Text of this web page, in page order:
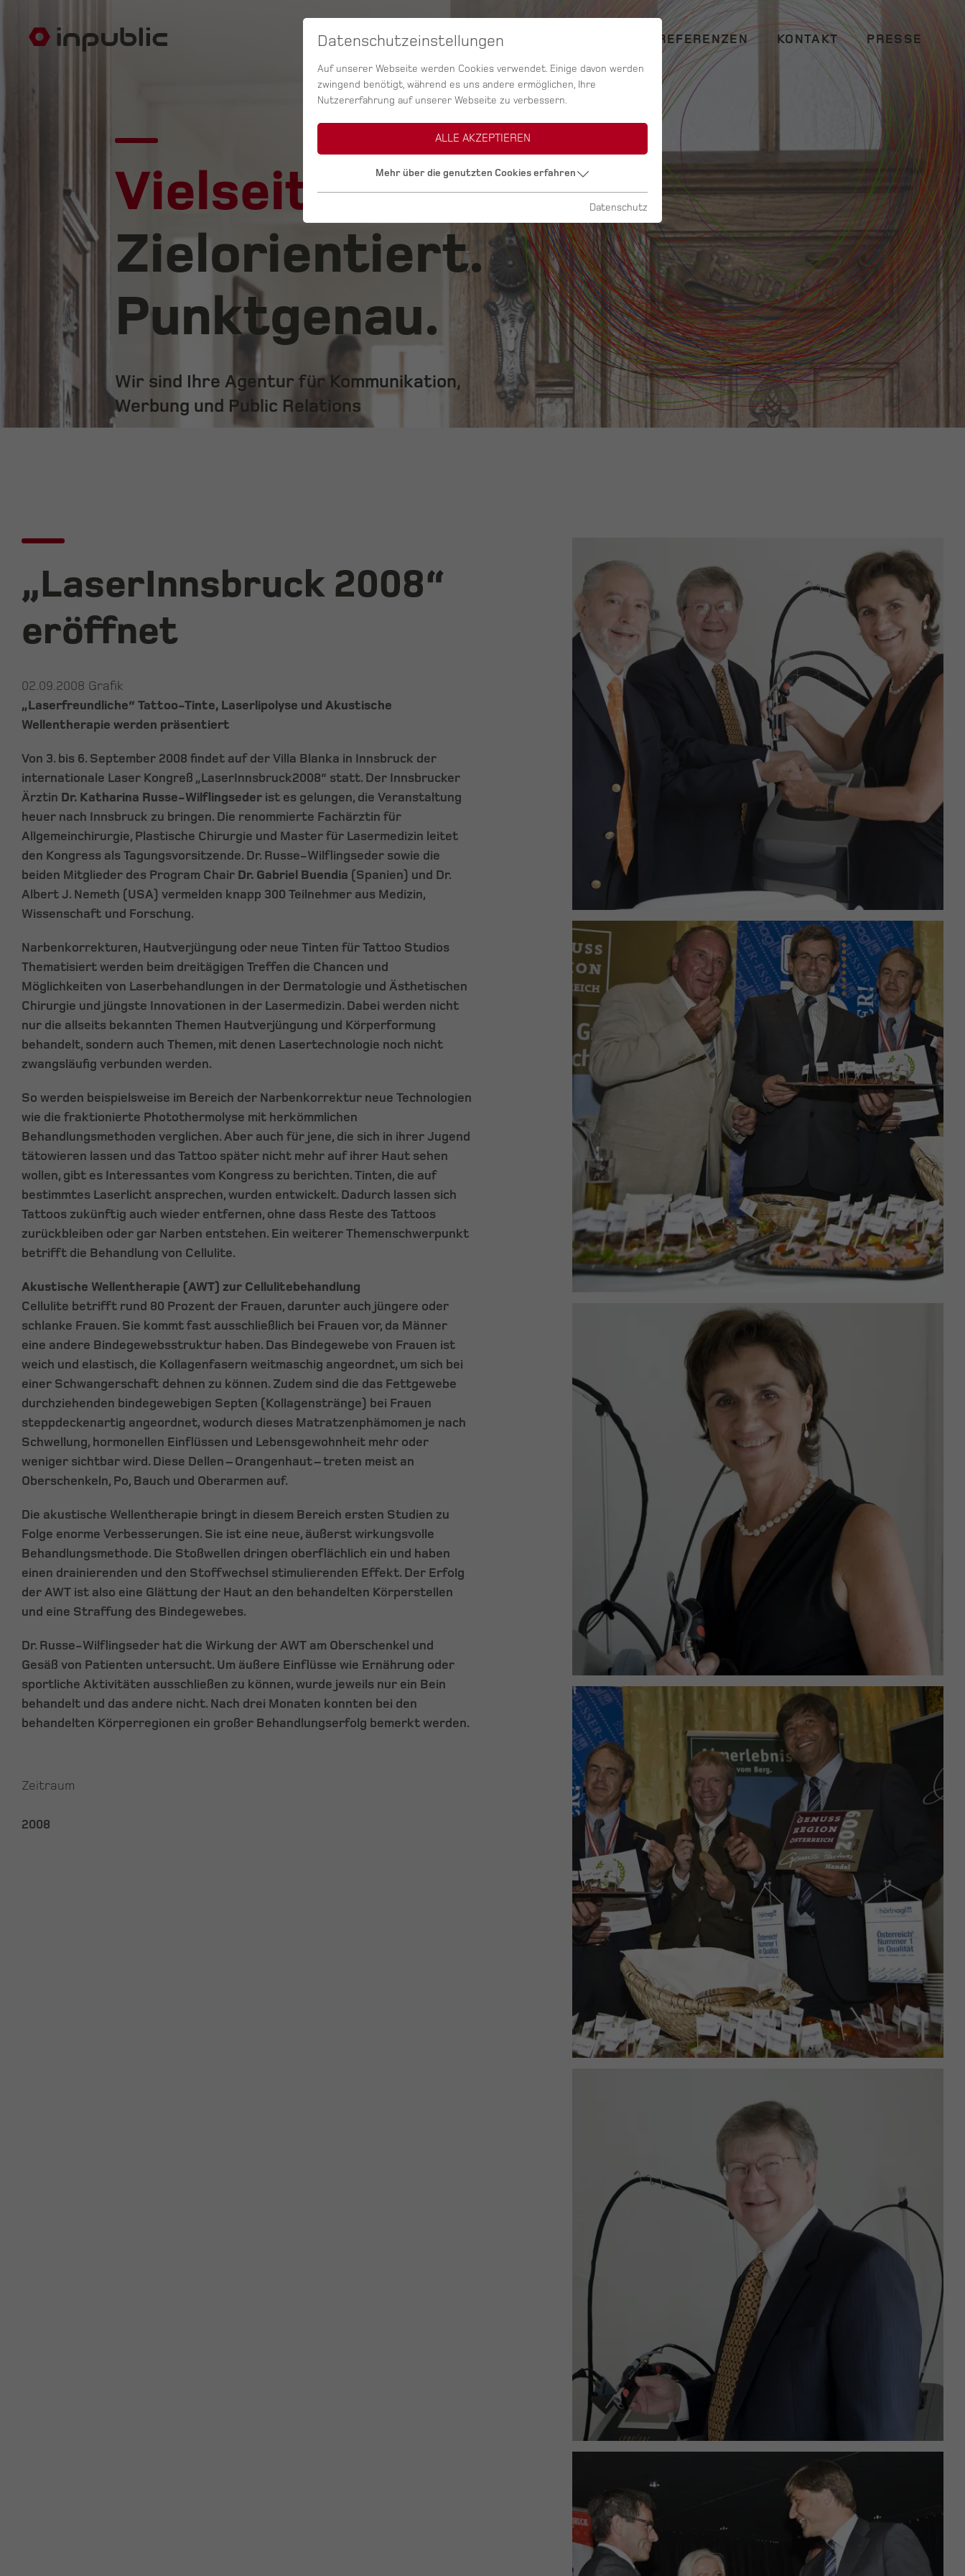
SERVICES AGENTUR REFERENZEN KONTAKT PRESSE
Vielseitig.
Zielorientiert.
Punktgenau.
Wir sind Ihre Agentur für Kommunikation,
Werbung und Public Relations
„LaserInnsbruck 2008“
eröffnet
02.09.2008 Grafik
„Laserfreundliche“ Tattoo-Tinte, Laserlipolyse und Akustische
Wellentherapie werden präsentiert
Von 3. bis 6. September 2008 findet auf der Villa Blanka in Innsbruck der
internationale Laser Kongreß „LaserInnsbruck2008“ statt. Der Innsbrucker
Ärztin Dr. Katharina Russe-Wilflingseder ist es gelungen, die Veranstaltung
heuer nach Innsbruck zu bringen. Die renommierte Fachärztin für
Allgemeinchirurgie, Plastische Chirurgie und Master für Lasermedizin leitet
den Kongress als Tagungsvorsitzende. Dr. Russe-Wilflingseder sowie die
beiden Mitglieder des Program Chair Dr. Gabriel Buendia (Spanien) und Dr.
Albert J. Nemeth (USA) vermelden knapp 300 Teilnehmer aus Medizin,
Wissenschaft und Forschung.
Narbenkorrekturen, Hautverjüngung oder neue Tinten für Tattoo Studios
Thematisiert werden beim dreitägigen Treffen die Chancen und
Möglichkeiten von Laserbehandlungen in der Dermatologie und Ästhetischen
Chirurgie und jüngste Innovationen in der Lasermedizin. Dabei werden nicht
nur die allseits bekannten Themen Hautverjüngung und Körperformung
behandelt, sondern auch Themen, mit denen Lasertechnologie noch nicht
zwangsläufig verbunden werden.
So werden beispielsweise im Bereich der Narbenkorrektur neue Technologien
wie die fraktionierte Photothermolyse mit herkömmlichen
Behandlungsmethoden verglichen. Aber auch für jene, die sich in ihrer Jugend
tätowieren lassen und das Tattoo später nicht mehr auf ihrer Haut sehen
wollen, gibt es Interessantes vom Kongress zu berichten. Tinten, die auf
bestimmtes Laserlicht ansprechen, wurden entwickelt. Dadurch lassen sich
Tattoos zukünftig auch wieder entfernen, ohne dass Reste des Tattoos
zurückbleiben oder gar Narben entstehen. Ein weiterer Themenschwerpunkt
betrifft die Behandlung von Cellulite.
Akustische Wellentherapie (AWT) zur Cellulitebehandlung
Cellulite betrifft rund 80 Prozent der Frauen, darunter auch jüngere oder
schlanke Frauen. Sie kommt fast ausschließlich bei Frauen vor, da Männer
eine andere Bindegewebsstruktur haben. Das Bindegewebe von Frauen ist
weich und elastisch, die Kollagenfasern weitmaschig angeordnet, um sich bei
einer Schwangerschaft dehnen zu können. Zudem sind die das Fettgewebe
durchziehenden bindegewebigen Septen (Kollagenstränge) bei Frauen
steppdeckenartig angeordnet, wodurch dieses Matratzenphämomen je nach
Schwellung, hormonellen Einflüssen und Lebensgewohnheit mehr oder
weniger sichtbar wird. Diese Dellen – Orangenhaut – treten meist an
Oberschenkeln, Po, Bauch und Oberarmen auf.
Die akustische Wellentherapie bringt in diesem Bereich ersten Studien zu
Folge enorme Verbesserungen. Sie ist eine neue, äußerst wirkungsvolle
Behandlungsmethode. Die Stoßwellen dringen oberflächlich ein und haben
einen drainierenden und den Stoffwechsel stimulierenden Effekt. Der Erfolg
der AWT ist also eine Glättung der Haut an den behandelten Körperstellen
und eine Straffung des Bindegewebes.
Dr. Russe-Wilflingseder hat die Wirkung der AWT am Oberschenkel und
Gesäß von Patienten untersucht. Um äußere Einflüsse wie Ernährung oder
sportliche Aktivitäten ausschließen zu können, wurde jeweils nur ein Bein
behandelt und das andere nicht. Nach drei Monaten konnten bei den
behandelten Körperregionen ein großer Behandlungserfolg bemerkt werden.
Zeitraum
2008
Datenschutzeinstellungen
Auf unserer Webseite werden Cookies verwendet. Einige davon werden
zwingend benötigt, während es uns andere ermöglichen, Ihre
Nutzererfahrung auf unserer Webseite zu verbessern.
ALLE AKZEPTIEREN
Mehr über die genutzten Cookies erfahren
Datenschutz